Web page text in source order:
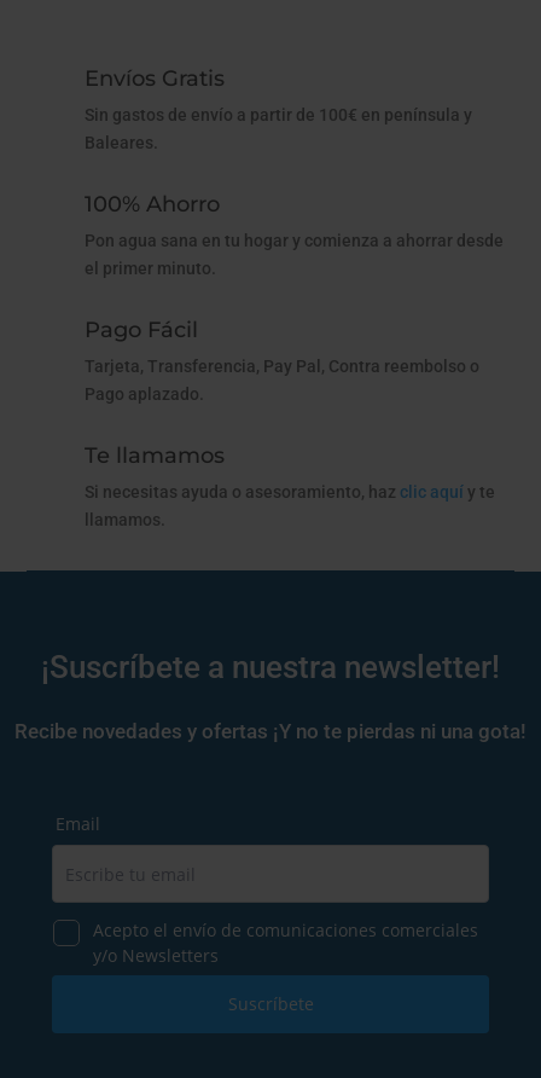
Envíos Gratis
Sin gastos de envío a partir de 100€ en península y
Baleares.
100% Ahorro
Pon agua sana en tu hogar y comienza a ahorrar desde
el primer minuto.
Pago Fácil
Tarjeta, Transferencia, Pay Pal, Contra reembolso o
Pago aplazado.
Te llamamos
Si necesitas ayuda o asesoramiento, haz clic aquíy te
llamamos.
¡Suscríbete a nuestra newsletter!
Recibe novedades y ofertas ¡Y no te pierdas ni una gota!